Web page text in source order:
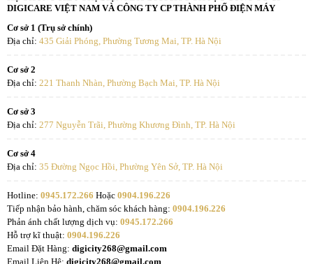
DIGICARE VIỆT NAM VÀ CÔNG TY CP THÀNH PHỐ ĐIỆN MÁY
Cơ sở 1 (Trụ sở chính)
Địa chỉ: 435 Giải Phóng, Phường Tương Mai, TP. Hà Nội
Cơ sở 2
Địa chỉ: 221 Thanh Nhàn, Phường Bạch Mai, TP. Hà Nội
Cơ sở 3
Địa chỉ: 277 Nguyễn Trãi, Phường Khương Đình, TP. Hà Nội
Cơ sở 4
Địa chỉ: 35 Đường Ngọc Hồi, Phường Yên Sở, TP. Hà Nội
Hotline: 0945.172.266 Hoặc 0904.196.226
Tiếp nhận bảo hành, chăm sóc khách hàng: 0904.196.226
Phản ánh chất lượng dịch vụ: 0945.172.266
Hỗ trợ kĩ thuật: 0904.196.226
Email Đặt Hàng: digicity268@gmail.com
Email Liên Hệ: digicity268@gmail.com